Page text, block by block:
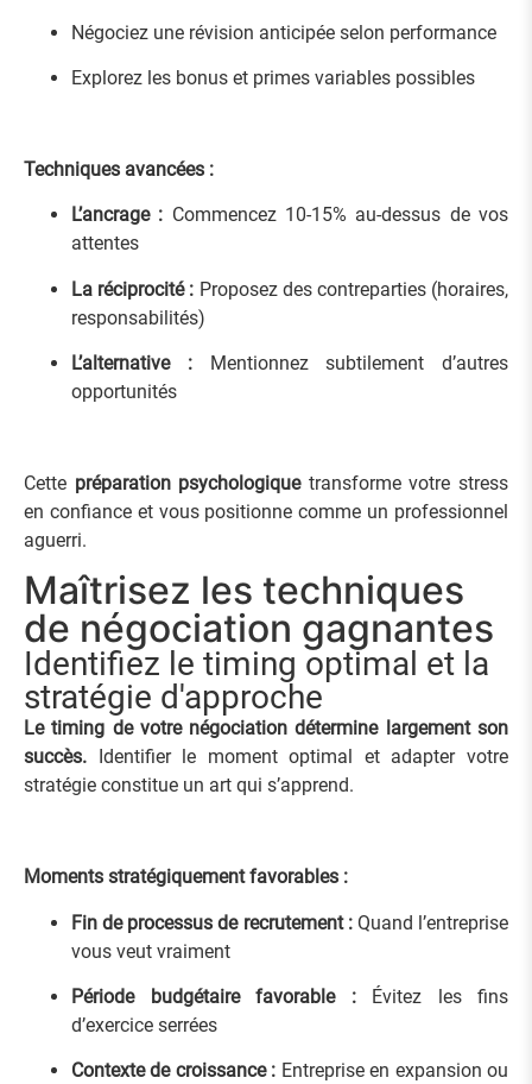
Négociez une révision anticipée selon performance
Explorez les bonus et primes variables possibles
Techniques avancées :
L’ancrage : Commencez 10-15% au-dessus de vos
attentes
La réciprocité : Proposez des contreparties (horaires,
responsabilités)
L’alternative :Mentionnez subtilement d’autres
opportunités
Cette préparation psychologiquetransforme votre stress
en confiance et vous positionne comme un professionnel
aguerri.
Maîtrisez les techniques
de négociation gagnantes
Identifiez le timing optimal et la
stratégie d'approche
Le timing de votre négociation détermine largement son
succès. Identifier le moment optimal et adapter votre
stratégie constitue un art qui s’apprend.
Moments stratégiquement favorables :
Fin de processus de recrutement :Quand l’entreprise
vous veut vraiment
Période budgétaire favorable :Évitez les fins
d’exercice serrées
Contexte de croissance : Entreprise en expansion ou